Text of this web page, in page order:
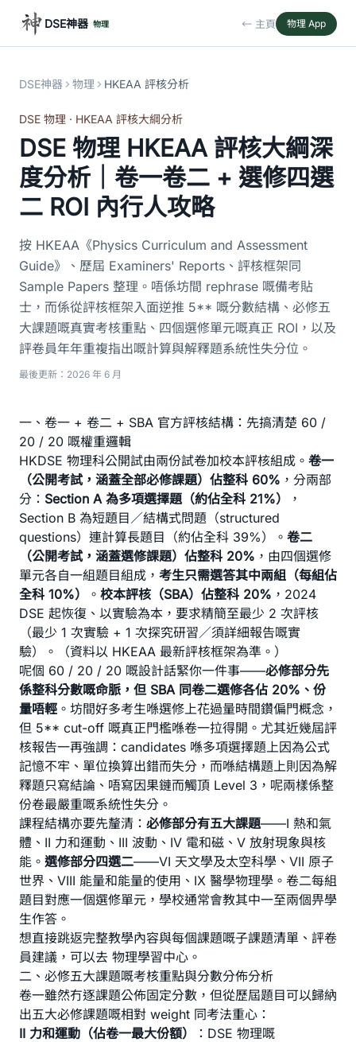
DSE神器 物理 ← 主頁 物理 App
DSE神器 物理 HKEAA 評核分析
DSE 物理 · HKEAA 評核大綱分析
DSE 物理 HKEAA 評核大綱深
度分析｜卷一卷二 + 選修四選
二 ROI 內行人攻略
按 HKEAA《Physics Curriculum and Assessment
Guide》、歷屆 Examiners' Reports、評核框架同
Sample Papers 整理。唔係坊間 rephrase 嘅備考貼
士，而係從評核框架入面逆推 5** 嘅分數結構、必修五
大課題嘅真實考核重點、四個選修單元嘅真正 ROI，以及
評卷員年年重複指出嘅計算與解釋題系統性失分位。
最後更新：2026 年 6 月
一、卷一 + 卷二 + SBA 官方評核結構：先搞清楚 60 /
20 / 20 嘅權重邏輯
HKDSE 物理科公開試由兩份試卷加校本評核組成。 卷一
（公開考試，涵蓋全部必修課題）佔整科 60% ，分兩部
分： Section A 為多項選擇題（約佔全科 21%）
，
Section B 為短題目／結構式問題（structured
questions）連計算長題目（約佔全科 39%）。 卷二
（公開考試，涵蓋選修課題）佔整科 20% ，由四個選修
單元各自一組題目組成， 考生只需選答其中兩組（每組佔
全科 10%）
。 校本評核（SBA）佔整科 20% ，2024
DSE 起恢復、以實驗為本，要求精簡至最少 2 次評核
（最少 1 次實驗 + 1 次探究研習／須詳細報告嘅實
驗）。（資料以 HKEAA 最新評核框架為準。）
呢個 60 / 20 / 20 嘅設計話緊你一件事——必修部分先
係整科分數嘅命脈，但 SBA 同卷二選修各佔 20%、份
量唔輕 。坊間好多考生喺選修上花過量時間鑽偏門概念，
但 5** cut-off 嘅真正門檻喺卷一拉得開。尤其近幾屆評
核報告一再強調：candidates 喺多項選擇題上因為公式
記憶不牢、單位換算出錯而失分，而喺結構題上則因為解
釋題只寫結論、唔寫因果鏈而觸頂 Level 3，呢兩樣係整
份卷最嚴重嘅系統性失分。
課程結構亦要先釐清： 必修部分有五大課題——I 熱和氣
體 、 II 力和運動 、 III 波動 、 IV 電和磁 、 V 放射現象與核
能 。 選修部分四選二——VI 天文學及太空科學 、 VII 原子
世界 、 VIII 能量和能量的使用 、 IX 醫學物理學 。卷二每組
題目對應一個選修單元，學校通常會教其中一至兩個畀學
生作答。
想直接跳返完整教學內容與每個課題嘅子課題清單、評卷
員建議，可以去 物理學習中心 。
二、必修五大課題嘅考核重點與分數分佈分析
卷一雖然冇逐課題公佈固定分數，但從歷屆題目可以歸納
出五大必修課題嘅相對 weight 同考法重心：
II 力和運動（佔卷一最大份額）
：DSE 物理嘅